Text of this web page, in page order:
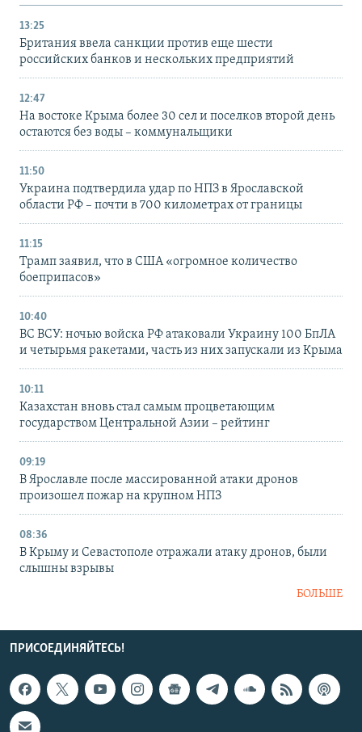
13:25
Британия ввела санкции против еще шести
российских банков и нескольких предприятий
12:47
На востоке Крыма более 30 сел и поселков второй день
остаются без воды – коммунальщики
11:50
Украина подтвердила удар по НПЗ в Ярославской
области РФ – почти в 700 километрах от границы
11:15
Трамп заявил, что в США «огромное количество
боеприпасов»
10:40
ВС ВСУ: ночью войска РФ атаковали Украину 100 БпЛА
и четырьмя ракетами, часть из них запускали из Крыма
10:11
Казахстан вновь стал самым процветающим
государством Центральной Азии – рейтинг
09:19
В Ярославле после массированной атаки дронов
произошел пожар на крупном НПЗ
08:36
В Крыму и Севастополе отражали атаку дронов, были
слышны взрывы
БОЛЬШЕ
ПРИСОЕДИНЯЙТЕСЬ!